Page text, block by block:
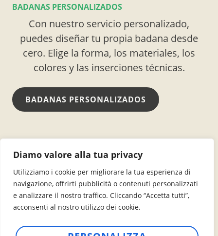
Diamo valore alla tua privacy
Utilizziamo i cookie per migliorare la tua esperienza di
navigazione, offrirti pubblicità o contenuti personalizzati
e analizzare il nostro traffico. Cliccando “Accetta tutti”,
acconsenti al nostro utilizzo dei cookie.
BADANAS PERSONALIZADOS
Con nuestro servicio personalizado,
puedes diseñar tu propia badana desde
cero. Elige la forma, los materiales, los
colores y las inserciones técnicas.
BADANAS PERSONALIZADOS
+39 0423 969530
info@dolomiti-pads.com
Via delle Industrie, 24 – 31020 San Zenone degli
Ezzelini (TV)